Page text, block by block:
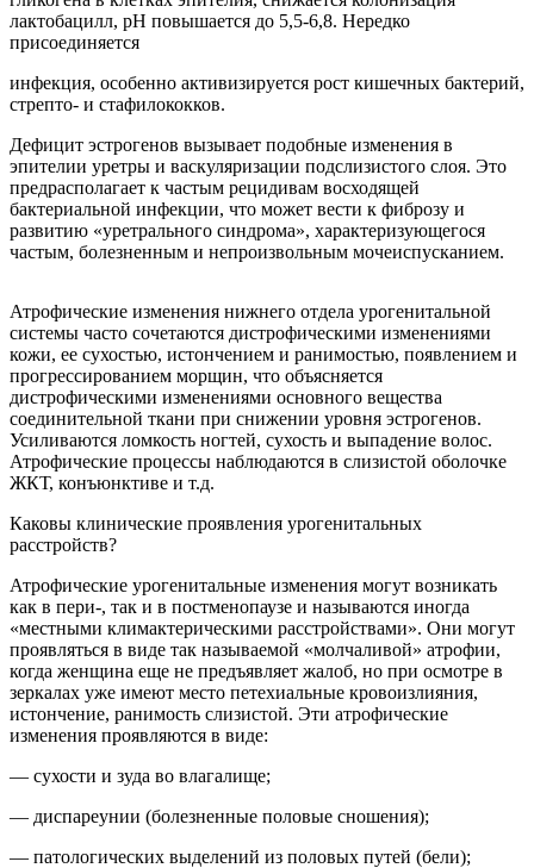
лактобацилл, рН повышается до 5,5-6,8. Нередко
присоединяется
инфекция, особенно активизируется рост кишечных бактерий,
стрепто- и стафилококков.
Дефицит эстрогенов вызывает подобные изменения в
эпителии уретры и васкуляризации подслизистого слоя. Это
предрасполагает к частым рецидивам восходящей
бактериальной инфекции, что может вести к фиброзу и
развитию «уретрального синдрома», характеризующегося
частым, болезненным и непроизвольным мочеиспусканием.
Атрофические изменения нижнего отдела урогенитальной
системы часто сочетаются дистрофическими изменениями
кожи, ее сухостью, истончением и ранимостью, появлением и
прогрессированием морщин, что объясняется
дистрофическими изменениями основного вещества
соединительной ткани при снижении уровня эстрогенов.
Усиливаются ломкость ногтей, сухость и выпадение волос.
Атрофические процессы наблюдаются в слизистой оболочке
ЖКТ, конъюнктиве и т.д.
Каковы клинические проявления урогенитальных
расстройств?
Атрофические урогенитальные изменения могут возникать
как в пери-, так и в постменопаузе и называются иногда
«местными климактерическими расстройствами». Они могут
проявляться в виде так называемой «молчаливой» атрофии,
когда женщина еще не предъявляет жалоб, но при осмотре в
зеркалах уже имеют место петехиальные кровоизлияния,
истончение, ранимость слизистой. Эти атрофические
изменения проявляются в виде:
— сухости и зуда во влагалище;
— диспареунии (болезненные половые сношения);
— патологических выделений из половых путей (бели);